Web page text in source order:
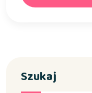
Szukaj